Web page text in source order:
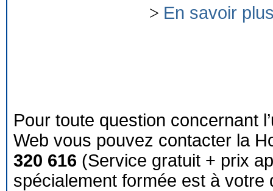
> En savoir
Pour toute question concernant
Web vous pouvez contacter la
320 616 (Service gratuit + prix
spécialement formée est à votre